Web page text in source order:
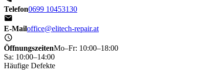
Telefon0699 10453130
E-Mailoffice@elitech-repair.at
ÖffnungszeitenMo–Fr: 10:00–18:00
Sa: 10:00–14:00
Häufige Defekte